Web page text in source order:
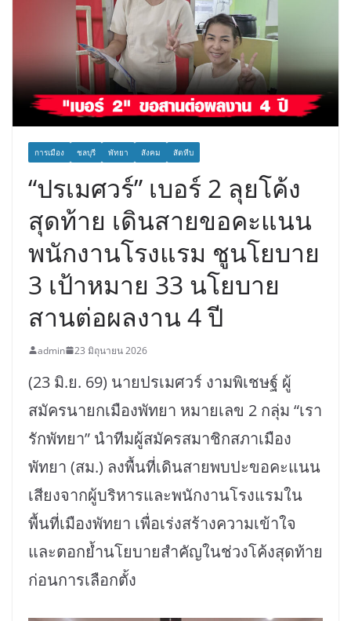
การเมือง ชลบุรี พัทยา สังคม สัตหีบ
“ปรเมศวร์” เบอร์ 2 ลุยโค้ง
สุดท้าย เดินสายขอคะแนน
พนักงานโรงแรม ชูนโยบาย
3 เป้าหมาย 33 นโยบาย
สานต่อผลงาน 4 ปี
admin 23 มิถุนายน 2026
(23 มิ.ย. 69) นายปรเมศวร์ งามพิเชษฐ์ ผู้
สมัครนายกเมืองพัทยา หมายเลข 2 กลุ่ม “เรา
รักพัทยา” นำทีมผู้สมัครสมาชิกสภาเมือง
พัทยา (สม.) ลงพื้นที่เดินสายพบปะขอคะแนน
เสียงจากผู้บริหารและพนักงานโรงแรมใน
พื้นที่เมืองพัทยา เพื่อเร่งสร้างความเข้าใจ
และตอกย้ำนโยบายสำคัญในช่วงโค้งสุดท้าย
ก่อนการเลือกตั้ง